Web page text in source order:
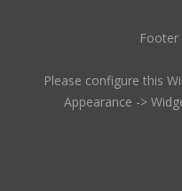
Footer
Please configure this
Appearance ->